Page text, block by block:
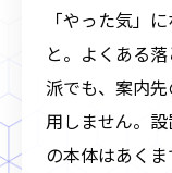
「やった気」
と。よくある
派でも、案内
用しません。
の本体はあくま